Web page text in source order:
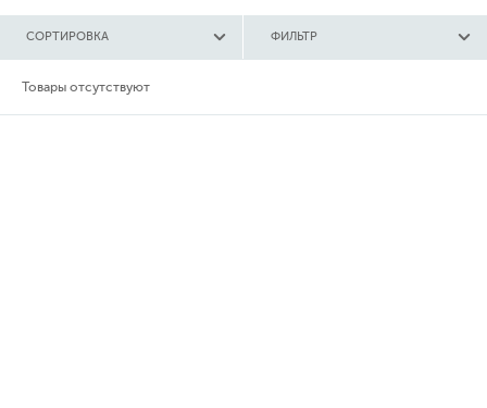
СОРТИРОВКА ФИЛЬТР
Товары отсутствуют